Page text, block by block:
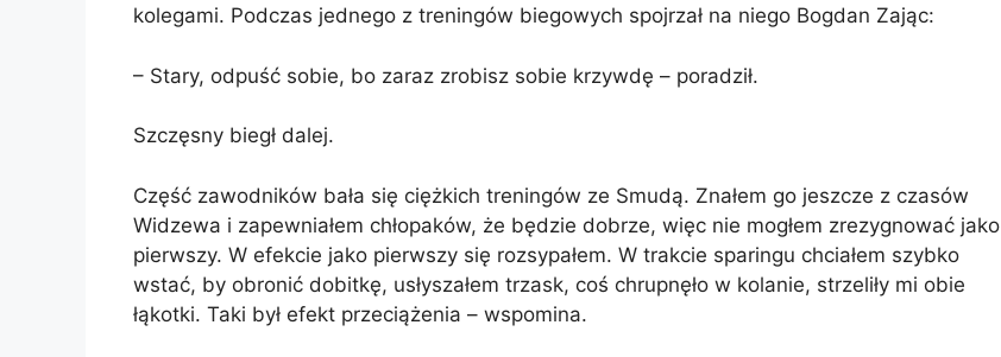
kolegami. Podczas jednego z treningów biegowych spojrzał na niego Bogdan Zając:
– Stary, odpuść sobie, bo zaraz zrobisz sobie krzywdę – poradził.
Szczęsny biegł dalej.
Część zawodników bała się ciężkich treningów ze Smudą. Znałem go jeszcze z czasów
Widzewa i zapewniałem chłopaków, że będzie dobrze, więc nie mogłem zrezygnować jako
pierwszy. W efekcie jako pierwszy się rozsypałem. W trakcie sparingu chciałem szybko
wstać, by obronić dobitkę, usłyszałem trzask, coś chrupnęło w kolanie, strzeliły mi obie
łąkotki. Taki był efekt przeciążenia – wspomina.